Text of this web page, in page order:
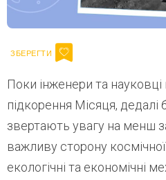
Поки інженери та науковці
підкорення Місяця, дедалі
звертають увагу на менш
важливу сторону
екологічні та економічні